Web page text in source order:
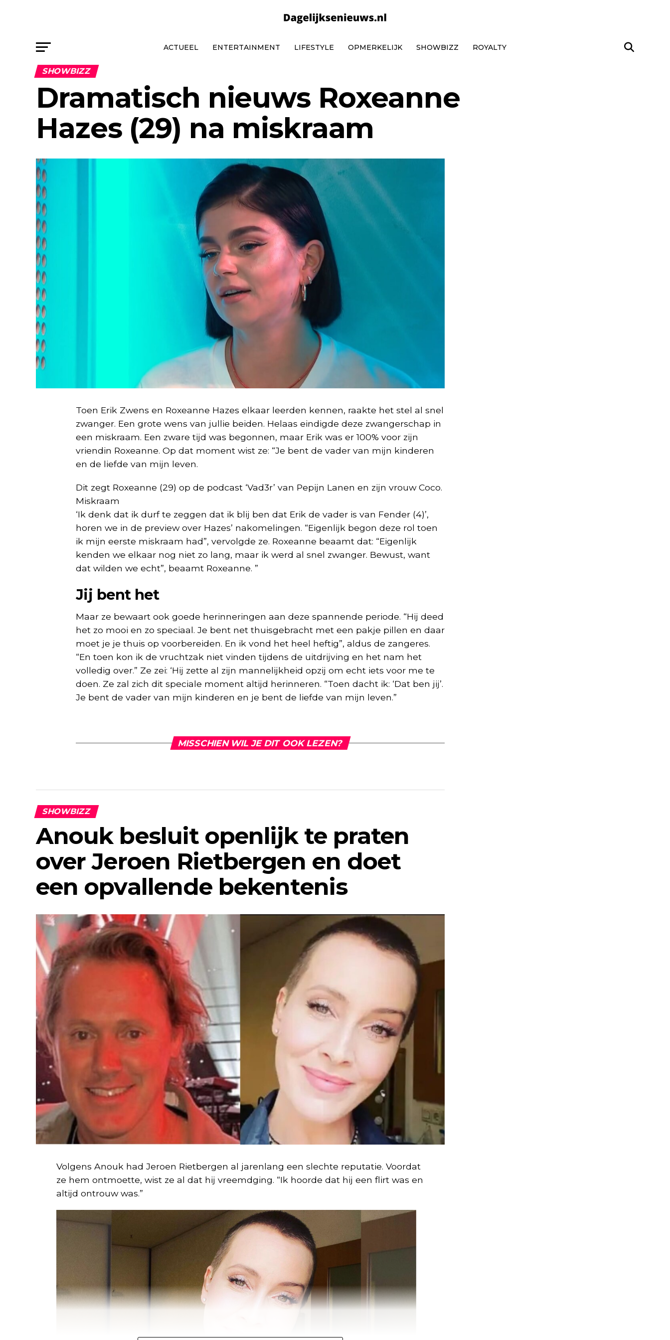
ACTUEEL ENTERTAINMENT LIFESTYLE OPMERKELIJK SHOWBIZZ ROYALTY
SHOWBIZZ
Dramatisch nieuws Roxeanne
Hazes (29) na miskraam
Toen Erik Zwens en Roxeanne Hazes elkaar leerden kennen, raakte het stel al snel
zwanger. Een grote wens van jullie beiden. Helaas eindigde deze zwangerschap in
een miskraam. Een zware tijd was begonnen, maar Erik was er 100% voor zijn
vriendin Roxeanne. Op dat moment wist ze: “Je bent de vader van mijn kinderen
en de liefde van mijn leven.
Dit zegt Roxeanne (29) op de podcast ‘Vad3r’ van Pepijn Lanen en zijn vrouw Coco.
Miskraam
‘Ik denk dat ik durf te zeggen dat ik blij ben dat Erik de vader is van Fender (4)’,
horen we in de preview over Hazes’ nakomelingen. “Eigenlijk begon deze rol toen
ik mijn eerste miskraam had”, vervolgde ze. Roxeanne beaamt dat: “Eigenlijk
kenden we elkaar nog niet zo lang, maar ik werd al snel zwanger. Bewust, want
dat wilden we echt”, beaamt Roxeanne. ”
Jij bent het
Maar ze bewaart ook goede herinneringen aan deze spannende periode. “Hij deed
het zo mooi en zo speciaal. Je bent net thuisgebracht met een pakje pillen en daar
moet je je thuis op voorbereiden. En ik vond het heel heftig”, aldus de zangeres.
“En toen kon ik de vruchtzak niet vinden tijdens de uitdrijving en het nam het
volledig over.” Ze zei: ‘Hij zette al zijn mannelijkheid opzij om echt iets voor me te
doen. Ze zal zich dit speciale moment altijd herinneren. “Toen dacht ik: ‘Dat ben jij’.
Je bent de vader van mijn kinderen en je bent de liefde van mijn leven.”
MISSCHIEN WIL JE DIT OOK LEZEN?
SHOWBIZZ
Anouk besluit openlijk te praten
over Jeroen Rietbergen en doet
een opvallende bekentenis
Volgens Anouk had Jeroen Rietbergen al jarenlang een slechte reputatie. Voordat
ze hem ontmoette, wist ze al dat hij vreemdging. “Ik hoorde dat hij een flirt was en
altijd ontrouw was.”